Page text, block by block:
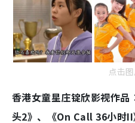
点击
香港女童星庄锭欣影视作
头2》、《On Call 36小时